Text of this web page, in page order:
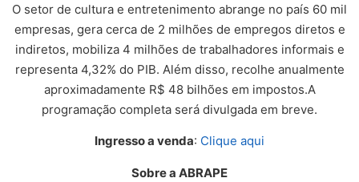
O setor de cultura e entretenimento abrange no país 60 mil
empresas, gera cerca de 2 milhões de empregos diretos e
indiretos, mobiliza 4 milhões de trabalhadores informais e
representa 4,32% do PIB. Além disso, recolhe anualmente
aproximadamente R$ 48 bilhões em impostos.A
programação completa será divulgada em breve.
Ingresso a venda: Clique aqui
Sobre a ABRAPE